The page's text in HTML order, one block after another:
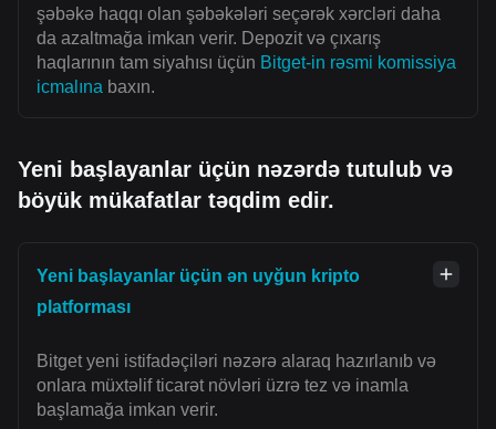
şəbəkə haqqı olan şəbəkələri seçərək xərcləri daha
da azaltmağa imkan verir. Depozit və çıxarış
haqlarının tam siyahısı üçün Bitget-in rəsmi komissiya
icmalına baxın.
Yeni başlayanlar üçün nəzərdə tutulub və
böyük mükafatlar təqdim edir.
Yeni başlayanlar üçün ən uyğun kripto
platforması
Bitget yeni istifadəçiləri nəzərə alaraq hazırlanıb və
onlara müxtəlif ticarət növləri üzrə tez və inamla
başlamağa imkan verir.